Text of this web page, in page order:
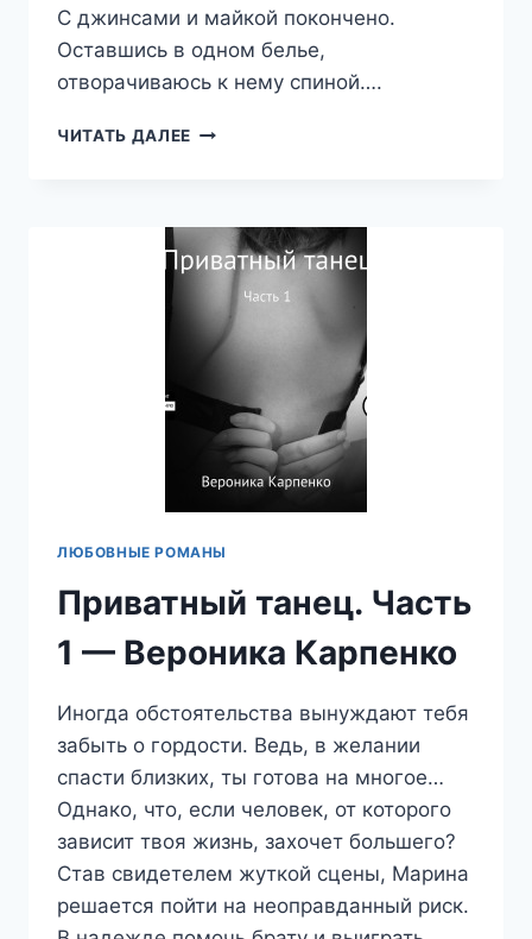
С джинсами и майкой покончено.
Оставшись в одном белье,
отворачиваюсь к нему спиной….
ЧИТАТЬ ДАЛЕЕ ПРИВАТНЫЙ
КАРПЕНКО
ЛЮБОВНЫЕ РОМАНЫ
Приватный танец. Часть
1 — Вероника Карпенко
Иногда обстоятельства вынуждают тебя
забыть о гордости. Ведь, в желании
спасти близких, ты готова на многое…
Однако, что, если человек, от которого
зависит твоя жизнь, захочет большего?
Став свидетелем жуткой сцены, Марина
решается пойти на неоправданный риск.